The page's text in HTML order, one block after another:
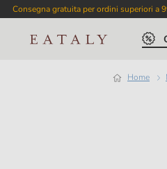
Consegna gratuita per ordini superiori a
Home